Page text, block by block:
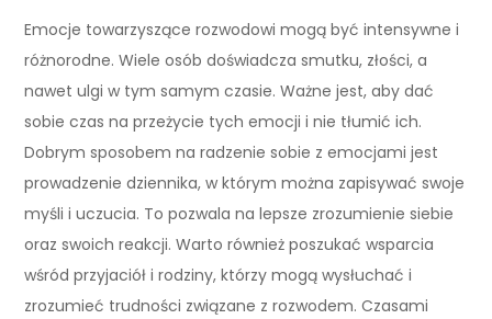
Emocje towarzyszące rozwodowi mogą być intensywne i
różnorodne. Wiele osób doświadcza smutku, złości, a
nawet ulgi w tym samym czasie. Ważne jest, aby dać
sobie czas na przeżycie tych emocji i nie tłumić ich.
Dobrym sposobem na radzenie sobie z emocjami jest
prowadzenie dziennika, w którym można zapisywać swoje
myśli i uczucia. To pozwala na lepsze zrozumienie siebie
oraz swoich reakcji. Warto również poszukać wsparcia
wśród przyjaciół i rodziny, którzy mogą wysłuchać i
zrozumieć trudności związane z rozwodem. Czasami